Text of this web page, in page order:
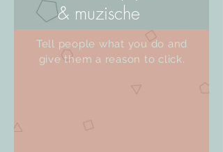
& muzische
toets
Tell people what you do and
give them a reason to click.